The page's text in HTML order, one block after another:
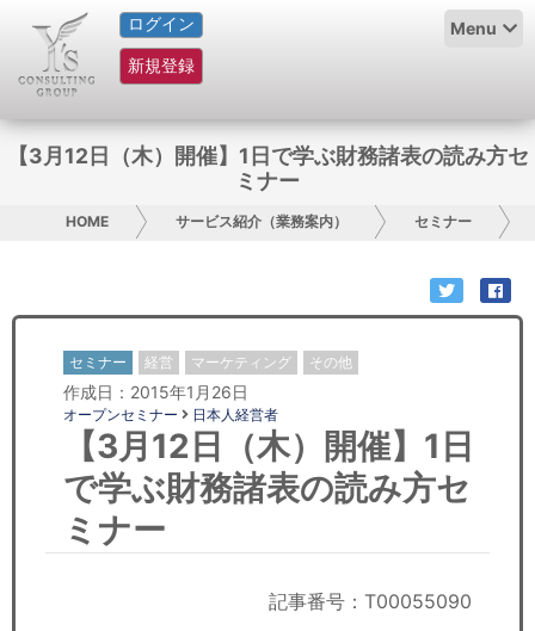
ログイン
新規登録
Menu
HOME
サービス紹介
お問い合わせ
日本人にPR
コンサルティング
リサーチ
セミナー
【3月12日（木）開催】1日で学ぶ財務諸表の読み方セ
ミナー
HOME サービス紹介（業務案内） セミナー
セミナー 経営 マーケティング その他
作成日：2015年1月26日
オープンセミナー 日本人経営者
【3月12日（木）開催】1日
で学ぶ財務諸表の読み方セ
ミナー
記事番号：T00055090